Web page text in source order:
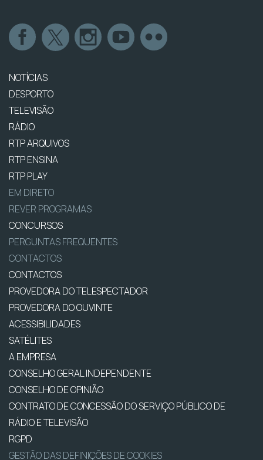
NOTÍCIAS
DESPORTO
TELEVISÃO
RÁDIO
RTP ARQUIVOS
RTP ENSINA
RTP PLAY
EM DIRETO
REVER PROGRAMAS
CONCURSOS
PERGUNTAS FREQUENTES
CONTACTOS
CONTACTOS
PROVEDORA DO TELESPECTADOR
PROVEDORA DO OUVINTE
ACESSIBILIDADES
SATÉLITES
A EMPRESA
CONSELHO GERAL INDEPENDENTE
CONSELHO DE OPINIÃO
CONTRATO DE CONCESSÃO DO SERVIÇO PÚBLICO DE
RÁDIO E TELEVISÃO
RGPD
GESTÃO DAS DEFINIÇÕES DE COOKIES